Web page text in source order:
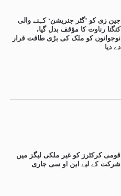
جین زی کو ’گٹر جنریشن‘ کہنے والی
کنگنا رناوت کا مؤقف بدل گیا،
نوجوانوں کو ملک کی بڑی طاقت قرار
دے دیا
قومی کرکٹرز کو غیر ملکی لیگز میں
شرکت کے لیے این او سی جاری